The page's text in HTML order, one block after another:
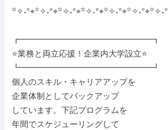
꙳✧˖°⌖꙳✧˖°⌖꙳✧˖°⌖꙳✧˖°⌖꙳✧˖°⌖꙳✧˖°⌖꙳✧˖°
┏━━━━━━━━━━━━━━━━┓
⭐業務と両立応援！企業内大学設立⭐
┗━━━━━━━━━━━━━━━━┛
個人のスキル・キャリアアップを
企業体制としてバックアップ
しています。下記プログラムを
年間でスケジューリングして